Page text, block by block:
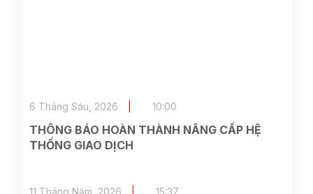
THÔNG BÁO HOÀN THÀNH NÂNG CẤP HỆ
THỐNG GIAO DỊCH
6 Tháng Sáu, 2026 10:00
11 Tháng Năm, 2026 15:37